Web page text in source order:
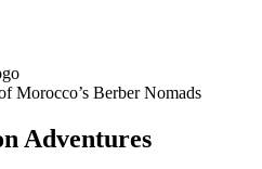
Morocco’s Berber Nomads
Adventures